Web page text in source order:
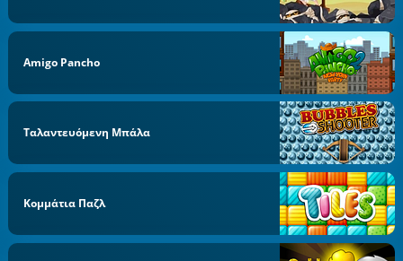
Amigo Pancho
Ταλαντευόμενη Μπάλα
Κομμάτια Παζλ